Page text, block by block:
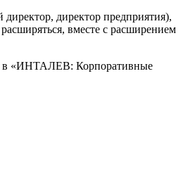
директор предприятия),
вместе с расширением
в «ИНТАЛЕВ: Корпоративные